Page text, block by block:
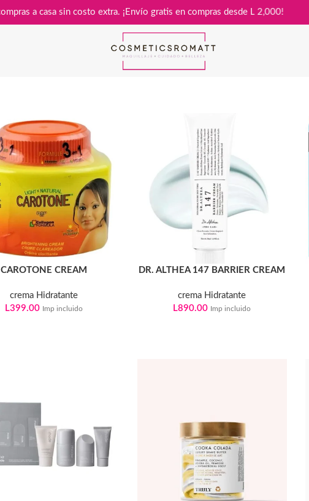
tus compras a casa sin costo extra. ¡Envío gratis en compras desde L 2,000!
CAROTONE CREAM
crema Hidratante
L399.00 Imp incluido
DR. ALTHEA 147 BARRIER CREAM
crema Hidratante
L890.00 Imp incluido